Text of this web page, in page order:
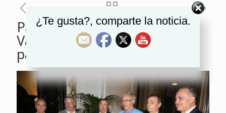
Pacto por el empleo en
Valencia. Primera
participación de la USOCV
¿Te gusta?, comparte la noticia.